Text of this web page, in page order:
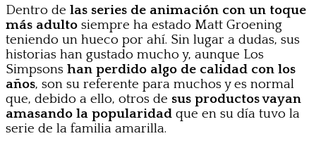
Dentro de las series de animación con un toque
más adulto siempre ha estado Matt Groening
teniendo un hueco por ahí. Sin lugar a dudas, sus
historias han gustado mucho y, aunque Los
Simpsons han perdido algo de calidad con los
años, son su referente para muchos y es normal
que, debido a ello, otros de sus productos vayan
amasando la popularidad que en su día tuvo la
serie de la familia amarilla.